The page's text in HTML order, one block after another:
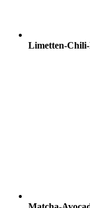
Limetten-